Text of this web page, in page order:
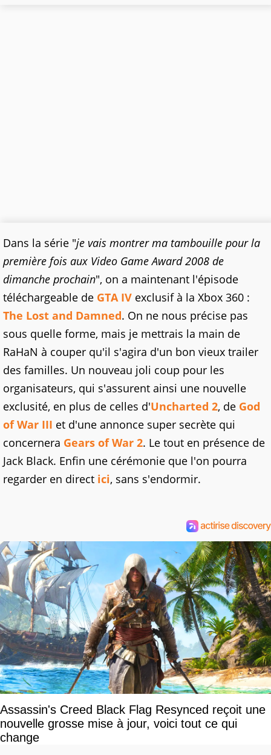
Dans la série "je vais montrer ma tambouille pour la
première fois aux Video Game Award 2008 de
dimanche prochain", on a maintenant l'épisode
téléchargeable de GTA IV exclusif à la Xbox 360 :
The Lost and Damned. On ne nous précise pas
sous quelle forme, mais je mettrais la main de
RaHaN à couper qu'il s'agira d'un bon vieux trailer
des familles. Un nouveau joli coup pour les
organisateurs, qui s'assurent ainsi une nouvelle
exclusité, en plus de celles d'Uncharted 2, de God
of War III et d'une annonce super secrète qui
concernera Gears of War 2. Le tout en présence de
Jack Black. Enfin une cérémonie que l'on pourra
regarder en direct ici, sans s'endormir.
Assassin's Creed Black Flag Resynced reçoit une
nouvelle grosse mise à jour, voici tout ce qui
change